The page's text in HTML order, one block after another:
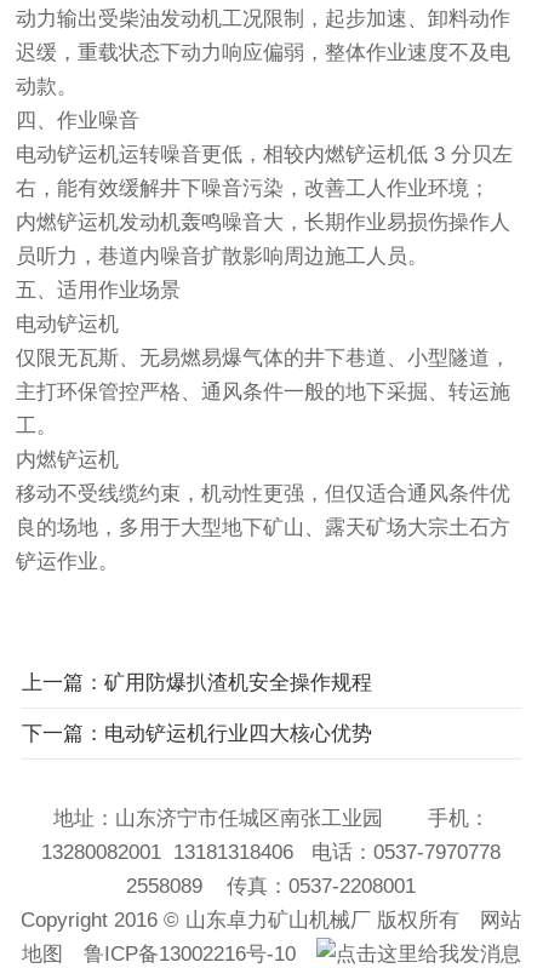
动力输出受柴油发动机工况限制，起步加速、卸料动作
迟缓，重载状态下动力响应偏弱，整体作业速度不及电
动款。
四、作业噪音
电动铲运机运转噪音更低，相较内燃铲运机低 3 分贝左
右，能有效缓解井下噪音污染，改善工人作业环境；
内燃铲运机发动机轰鸣噪音大，长期作业易损伤操作人
员听力，巷道内噪音扩散影响周边施工人员。
五、适用作业场景
电动铲运机
仅限无瓦斯、无易燃易爆气体的井下巷道、小型隧道，
主打环保管控严格、通风条件一般的地下采掘、转运施
工。
内燃铲运机
移动不受线缆约束，机动性更强，但仅适合通风条件优
良的场地，多用于大型地下矿山、露天矿场大宗土石方
铲运作业。
上一篇：矿用防爆扒渣机安全操作规程
下一篇：电动铲运机行业四大核心优势
地址：山东济宁市任城区南张工业园 手机：
13280082001 13181318406 电话：0537-7970778
2558089 传真：0537-2208001
Copyright 2016 © 山东卓力矿山机械厂 版权所有 网站
地图
鲁ICP备13002216号-10